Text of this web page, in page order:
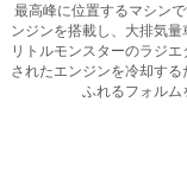
最高峰に位置するマシン
ンジンを搭載し、大排気
リトルモンスターのラジ
されたエンジンを冷却す
ふれるフォルム